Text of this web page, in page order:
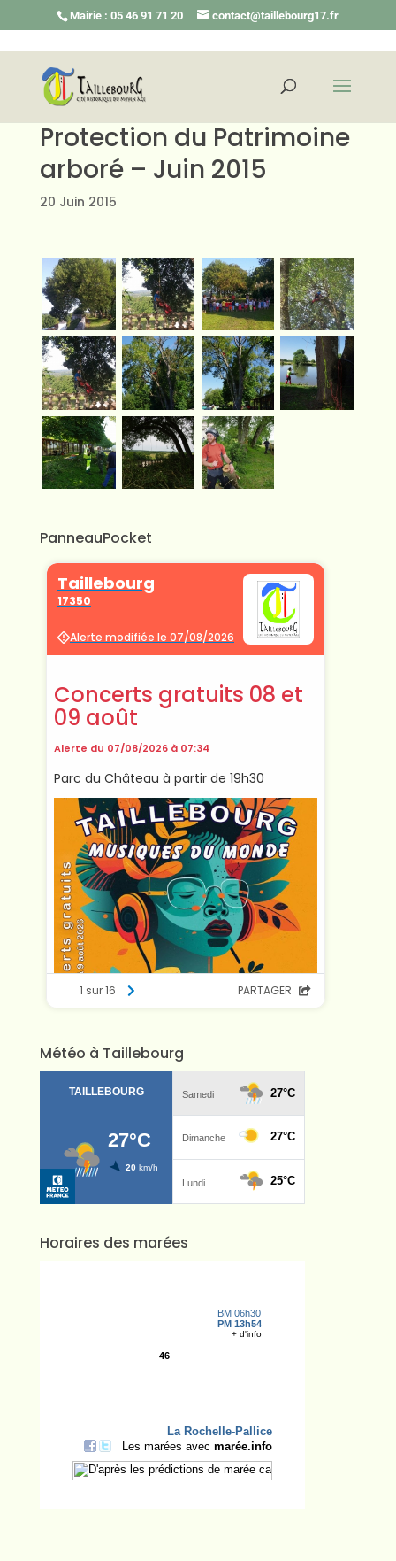
Mairie : 05 46 91 71 20 contact@taillebourg17.fr
Protection du Patrimoine
arboré – Juin 2015
20 Juin 2015
PanneauPocket
Météo à Taillebourg
Horaires des marées